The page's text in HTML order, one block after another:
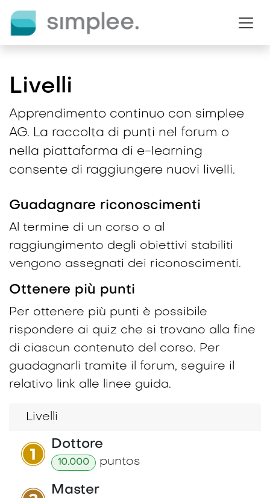
Livelli
Apprendimento continuo con simplee
AG. La raccolta di punti nel forum o
nella piattaforma di e-learning
consente di raggiungere nuovi livelli.
Guadagnare riconoscimenti
Al termine di un corso o al
raggiungimento degli obiettivi stabiliti
vengono assegnati dei riconoscimenti.
Ottenere più punti
Per ottenere più punti è possibile
rispondere ai quiz che si trovano alla fine
di ciascun contenuto del corso. Per
guadagnarli tramite il forum, seguire il
relativo link alle linee guida.
Livelli
Dottore
10.000 puntos
Master